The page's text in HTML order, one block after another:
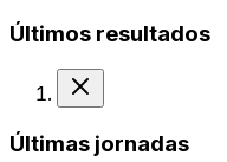
Últimos resultados
Últimas jornadas